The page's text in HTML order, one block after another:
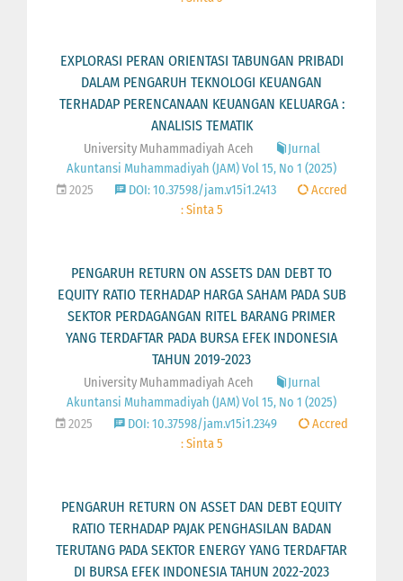
EXPLORASI PERAN ORIENTASI TABUNGAN PRIBADI
DALAM PENGARUH TEKNOLOGI KEUANGAN
TERHADAP PERENCANAAN KEUANGAN KELUARGA :
ANALISIS TEMATIK
University Muhammadiyah Aceh
Jurnal
Akuntansi Muhammadiyah (JAM) Vol 15, No 1 (2025)
2025
DOI: 10.37598/jam.v15i1.2413
Accred
: Sinta 5
PENGARUH RETURN ON ASSETS DAN DEBT TO
EQUITY RATIO TERHADAP HARGA SAHAM PADA SUB
SEKTOR PERDAGANGAN RITEL BARANG PRIMER
YANG TERDAFTAR PADA BURSA EFEK INDONESIA
TAHUN 2019-2023
University Muhammadiyah Aceh
Jurnal
Akuntansi Muhammadiyah (JAM) Vol 15, No 1 (2025)
2025
DOI: 10.37598/jam.v15i1.2349
Accred
: Sinta 5
PENGARUH RETURN ON ASSET DAN DEBT EQUITY
RATIO TERHADAP PAJAK PENGHASILAN BADAN
TERUTANG PADA SEKTOR ENERGY YANG TERDAFTAR
DI BURSA EFEK INDONESIA TAHUN 2022-2023